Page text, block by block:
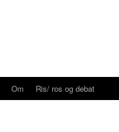
Om Ris/ ros og debat